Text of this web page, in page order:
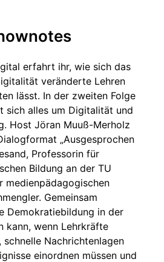
erfahrt ihr, wie sich das
veränderte Lehren
lässt. In der zweiten Folge
sich alles um Digitalität und
Host Jöran Muuß-Merholz
„Ausgesprochen
Professorin für
Bildung an der TU
medienpädagogischen
Gemeinsam
Demokratiebildung in der
kann, wenn Lehrkräfte
schnelle Nachrichtenlagen
einordnen müssen und